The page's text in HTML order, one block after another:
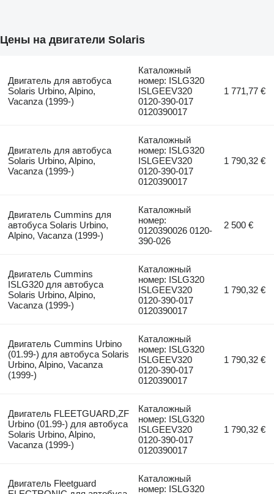
Цены на двигатели Solaris
Двигатель для автобуса
Solaris Urbino, Alpino,
Vacanza (1999-)
Каталожный
номер: ISLG320
ISLGEEV320
0120-390-017
0120390017
1 771,77 €
Двигатель для автобуса
Solaris Urbino, Alpino,
Vacanza (1999-)
Каталожный
номер: ISLG320
ISLGEEV320
0120-390-017
0120390017
1 790,32 €
Двигатель Cummins для
автобуса Solaris Urbino,
Alpino, Vacanza (1999-)
Каталожный
номер:
0120390026 0120-
390-026
2 500 €
Двигатель Cummins
ISLG320 для автобуса
Solaris Urbino, Alpino,
Vacanza (1999-)
Каталожный
номер: ISLG320
ISLGEEV320
0120-390-017
0120390017
1 790,32 €
Двигатель Cummins Urbino
(01.99-) для автобуса Solaris
Urbino, Alpino, Vacanza
(1999-)
Каталожный
номер: ISLG320
ISLGEEV320
0120-390-017
0120390017
1 790,32 €
Двигатель FLEETGUARD,ZF
Urbino (01.99-) для автобуса
Solaris Urbino, Alpino,
Vacanza (1999-)
Каталожный
номер: ISLG320
ISLGEEV320
0120-390-017
0120390017
1 790,32 €
Двигатель Fleetguard
Каталожный
номер: ISLG320